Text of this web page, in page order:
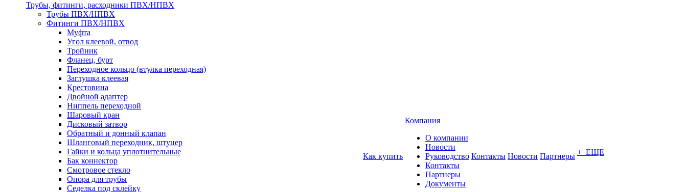
Трубы, фитинги, расходники ПВХ/НПВХ
Трубы ПВХ/НПВХ
Фитинги ПВХ/НПВХ
Муфта
Угол клеевой, отвод
Тройник
Фланец, бурт
Переходное кольцо (втулка переходная)
Заглушка клеевая
Крестовина
Двойной адаптер
Ниппель переходной
Шаровый кран
Дисковый затвор
Обратный и донный клапан
Шланговый переходник, штуцер
Гайки и кольца уплотнительные
Бак коннектор
Смотровое стекло
Опора для трубы
Седелка под склейку
Как купить
Компания
О компании
Новости
Руководство
Контакты
Партнеры
Документы
Контакты Новости Партнеры + ЕЩЕ